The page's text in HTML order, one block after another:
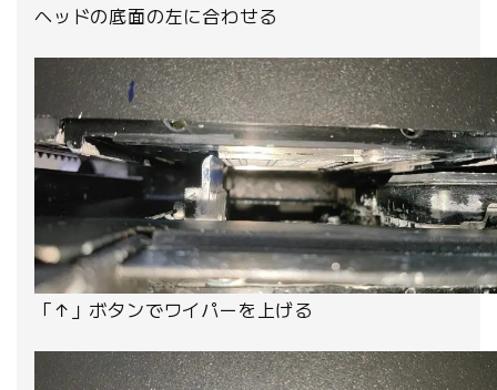
ヘッドの底面の左に合わせる
「↑」ボタンでワイパーを上げる